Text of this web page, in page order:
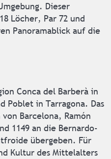
Dieser
Löcher, Par 72 und
Panoramablick auf die
Conca del Barberà in
Poblet in Tarragona. Das
Barcelona, ​​Ramón
1149 an die Bernardo-
übergeben. Für
Kultur des Mittelalters